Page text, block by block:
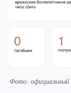
Фото: официальный